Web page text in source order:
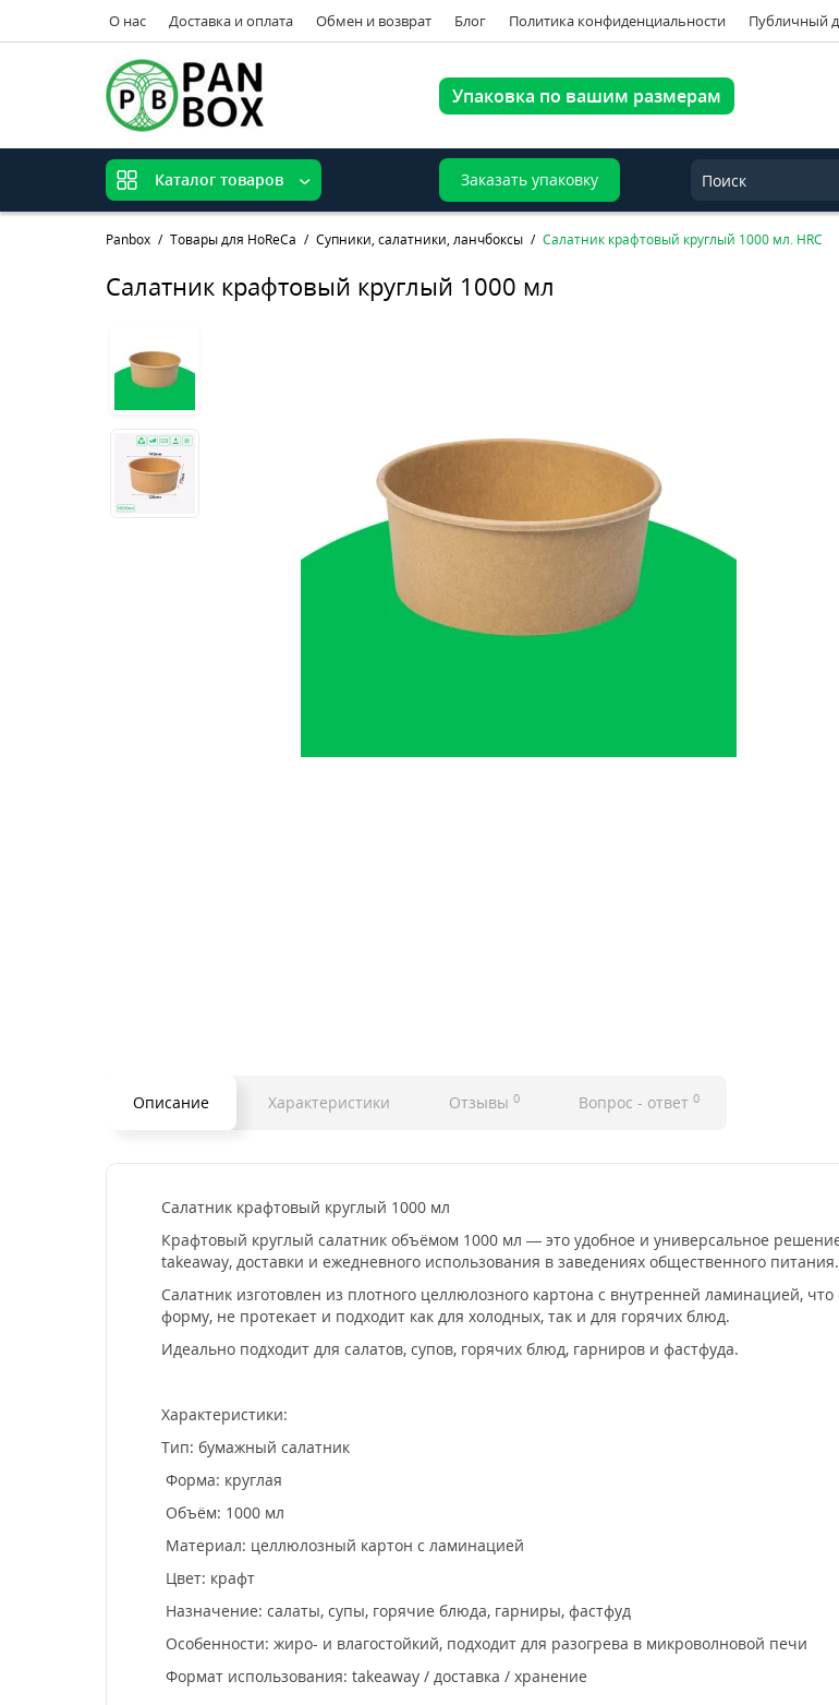
О нас Доставка и оплата Обмен и возврат Блог Политика конфиденциальности Публичный
Упаковка по вашим размерам
Каталог товаров Заказать упаковку
Panbox Товары для HoReCa Супники, салатники, ланчбоксы Салатник крафтовый круглый 1000 мл. HRC
Салатник крафтовый круглый 1000 мл
Описание Характеристики Отзывы 0 Вопрос - ответ 0
Салатник крафтовый круглый 1000 мл
Крафтовый круглый салатник объёмом 1000 мл — это удобное и универсальное
takeaway, доставки и ежедневного использования в заведениях общественного питания.
Салатник изготовлен из плотного целлюлозного картона с внутренней ламинацией,
форму, не протекает и подходит как для холодных, так и для горячих блюд.
Идеально подходит для салатов, супов, горячих блюд, гарниров и фастфуда.
Характеристики:
Тип: бумажный салатник
Форма: круглая
Объём: 1000 мл
Материал: целлюлозный картон с ламинацией
Цвет: крафт
Назначение: салаты, супы, горячие блюда, гарниры, фастфуд
Особенности: жиро- и влагостойкий, подходит для разогрева в микроволновой печи
Формат использования: takeaway / доставка / хранение